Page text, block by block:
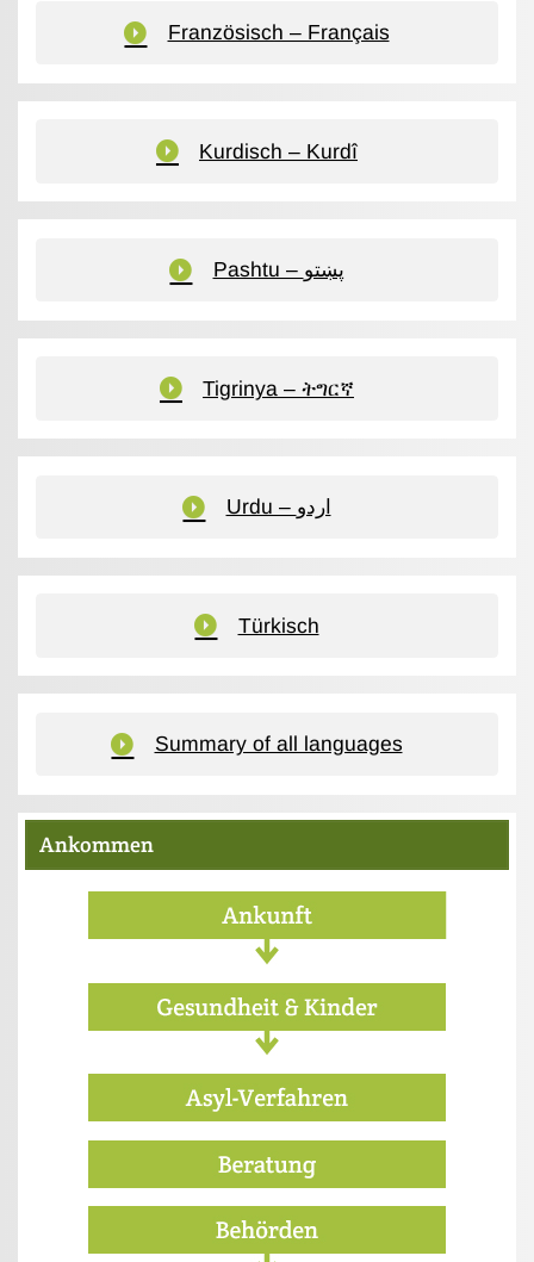
Französisch – Français
Kurdisch – Kurdî
Pashtu – پښتو
Tigrinya – ትግርኛ
Urdu – اردو
Türkisch
Summary of all languages
Ankommen